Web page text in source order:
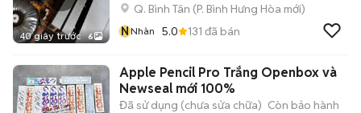
40 giây trước 6
Q. Bình Tân (P. Bình Hưng Hòa mới)
NNhàn 5.0 131 đã bán
Apple Pencil Pro Trắng Openbox và
Newseal mới 100%
Đã sử dụng (chưa sửa chữa) Còn bảo hành